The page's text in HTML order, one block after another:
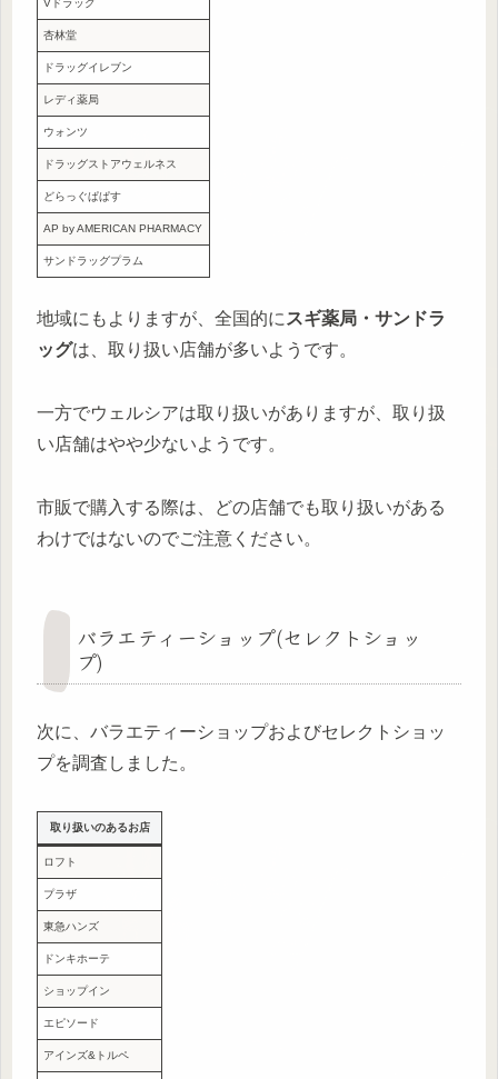
杏林堂
ドラッグイレブン
レディ薬局
ウォンツ
ドラッグストアウェルネス
どらっぐぱぱす
AP by AMERICAN PHARMACY
サンドラッグプラム
地域にもよりますが、全国的に スギ薬局・サンドラ
ッグは、取り扱い店舗が多いようです。
一方でウェルシアは取り扱いがありますが、取り扱
い店舗はやや少ないようです。
市販で購入する際は、どの店舗でも取り扱いがある
わけではないのでご注意ください。
バラエティーショップ(セレクトショッ
プ)
次に、バラエティーショップおよびセレクトショッ
プを調査しました。
取り扱いのあるお店
ロフト
プラザ
東急ハンズ
ドンキホーテ
ショップイン
エピソード
アインズ&トルペ